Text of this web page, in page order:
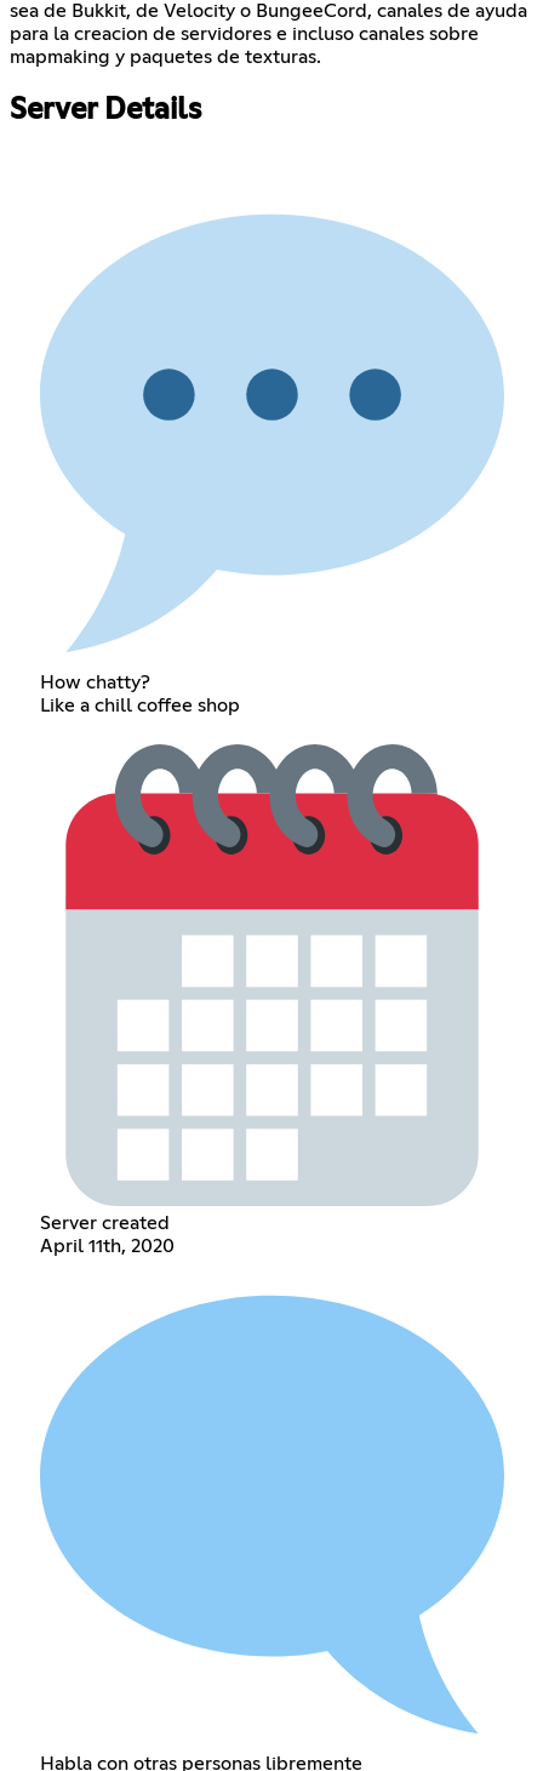
sea de Bukkit, de Velocity o BungeeCord, canales de ayuda
para la creacion de servidores e incluso canales sobre
mapmaking y paquetes de texturas.
Server Details
How chatty?
Like a chill coffee shop
Server created
April 11th, 2020
Habla con otras personas libremente